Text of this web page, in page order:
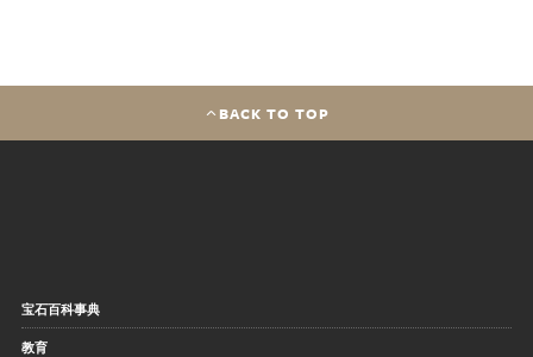
BACK TO TOP
宝石百科事典
教育